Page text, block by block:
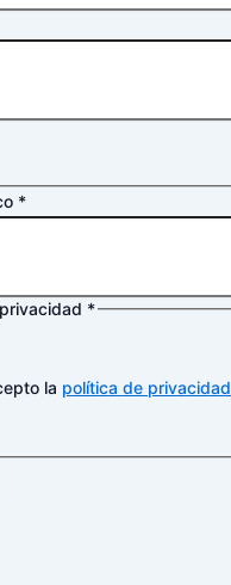
*
*
la política de privacidad